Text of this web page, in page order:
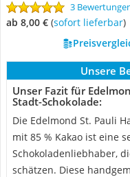
3
ab 8,00 € ( Sofort lieferbar)
Unsere
Unser Fazit für
Stadt-Schokolade:
Die Edelmond St. Pauli
mit 85 % Kakao ist eine
Schokoladenliebhaber,
schätzen. Diese